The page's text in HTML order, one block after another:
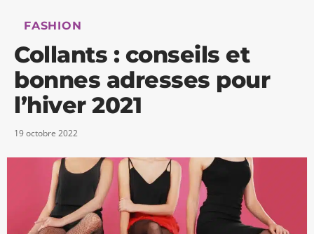
FASHION
Collants : conseils et
bonnes adresses pour
l’hiver 2021
19 octobre 2022